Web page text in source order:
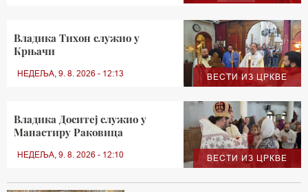
ВЕСТИ ИЗ ЦРКВЕ
Владика Тихон служио у
Крњачи
НЕДЕЉА, 9. 8. 2026 - 12:13
ВЕСТИ ИЗ ЦРКВЕ
Владика Доситеј служио у
Манастиру Раковица
НЕДЕЉА, 9. 8. 2026 - 12:10